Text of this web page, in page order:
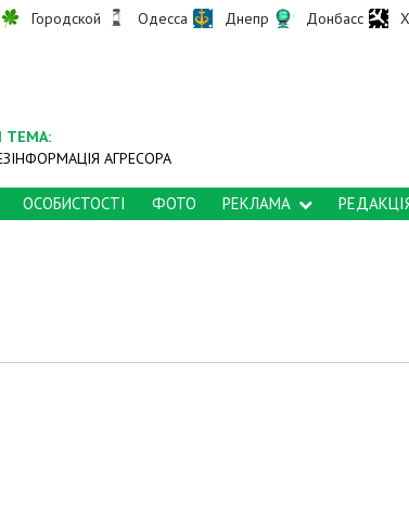
Городской Одесса Днепр Донбасс
ТЕМА:
АГРЕСОРА
ОСОБИСТОСТІ ФОТО РЕКЛАМА